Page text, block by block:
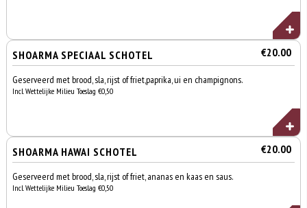
SHOARMA SPECIAAL SCHOTEL €20.00
Geserveerd met brood, sla, rijst of friet,paprika, ui en champignons.
Incl. Wettelijke Milieu Toeslag €0,50
SHOARMA HAWAI SCHOTEL €20.00
Geserveerd met brood, sla, rijst of friet, ananas en kaas en saus.
Incl. Wettelijke Milieu Toeslag €0,50